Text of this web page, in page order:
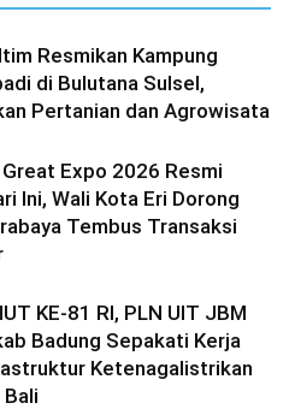
Resmikan Kampung
di Bulutana Sulsel,
Pertanian dan Agrowisata
Expo 2026 Resmi
Ini, Wali Kota Eri Dorong
Tembus Transaksi
KE-81 RI, PLN UIT JBM
Badung Sepakati Kerja
Ketenagalistrikan